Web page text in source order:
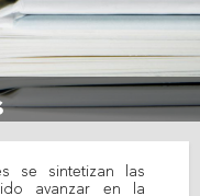
se sintetizan las
avanzar en la